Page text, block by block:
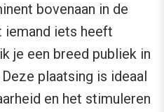
bovenaan in de
iets heeft
je een breed publiek in
plaatsing is ideaal
en het stimuleren